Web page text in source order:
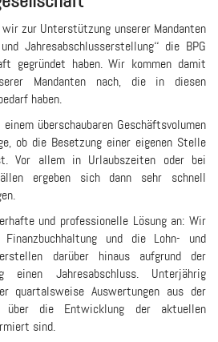
zur Unterstützung unserer Mandanten
Jahresabschlusserstellung‘‘ die BPG
gegründet haben. Wir kommen damit
Mandanten nach, die in diesen
haben.
überschaubaren Geschäftsvolumen
ob die Besetzung einer eigenen Stelle
ist. Vor allem in Urlaubszeiten oder bei
ergeben sich dann sehr schnell
und professionelle Lösung an: Wir
und die Lohn- und
darüber hinaus aufgrund der
einen Jahresabschluss. Unterjährig
quartalsweise Auswertungen aus der
über die Entwicklung der aktuellen
sind.